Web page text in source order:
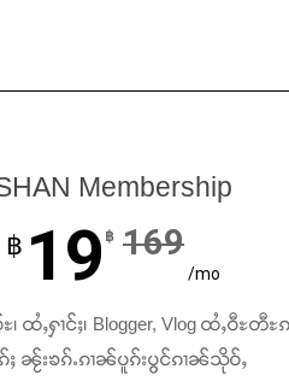
Membership
฿ 19 ฿ 169
/mo
၊ ထႆႇႁၢင်ႈ၊ Blogger, Vlog ထႆႇ
ၼႂ်းၶၵ်ႉၵၢၼ်ပူၵ်းပွင်ၵၢၼ်သိုဝ်ႇ